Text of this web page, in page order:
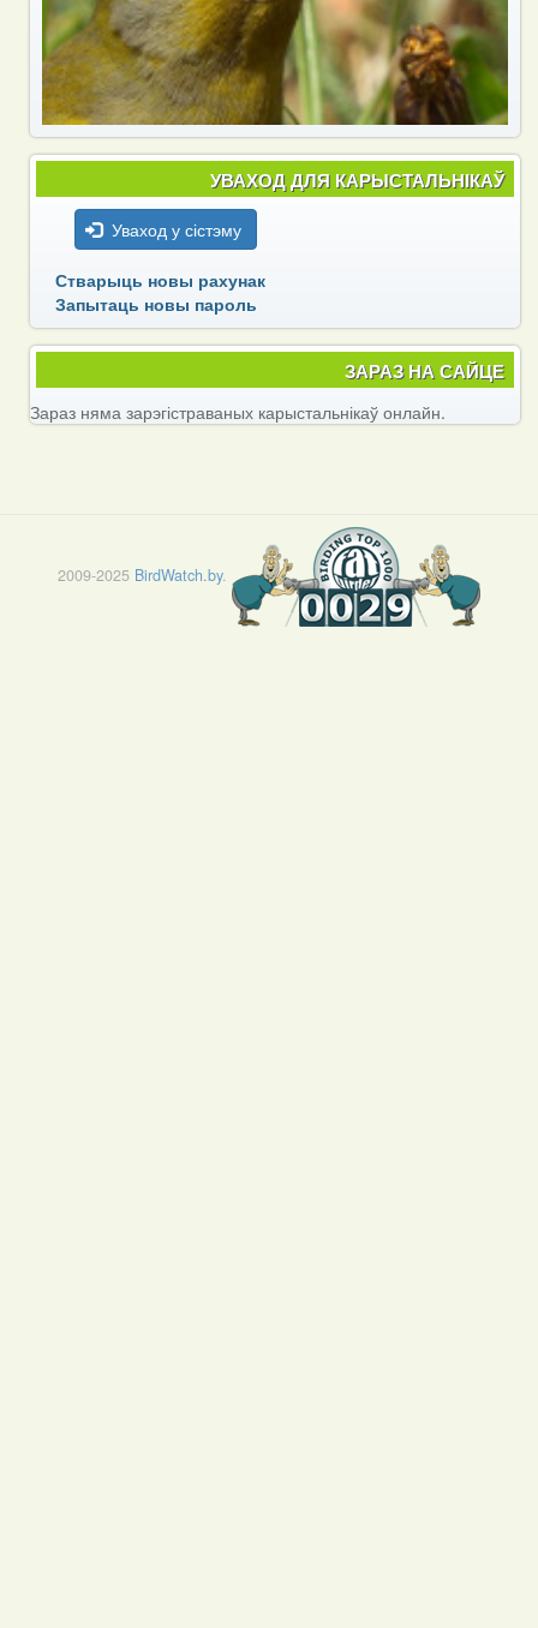
УВАХОД ДЛЯ КАРЫСТАЛЬНІКАЎ
Уваход у сістэму
Стварыць новы рахунак
Запытаць новы пароль
ЗАРАЗ НА САЙЦЕ
Зараз няма зарэгістраваных карыстальнікаў онлайн.
2009-2025 BirdWatch.by.